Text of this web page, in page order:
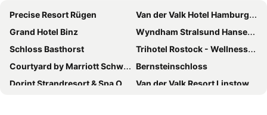
Precise Resort Rügen
Van der Valk Hotel Hamburg-Wittenburg
Grand Hotel Binz
Wyndham Stralsund HanseDom
Schloss Basthorst
Trihotel Rostock - Wellnesshotel Adults Only
Courtyard by Marriott Schwerin
Bernsteinschloss
Dorint Strandresort & Spa Ostseebad Wustrow
Van der Valk Resort Linstow